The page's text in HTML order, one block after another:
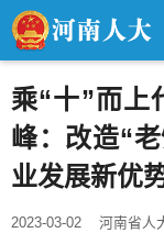
乘“十”而上
峰：改造“
业发展新优
2023-03-02 河南省人